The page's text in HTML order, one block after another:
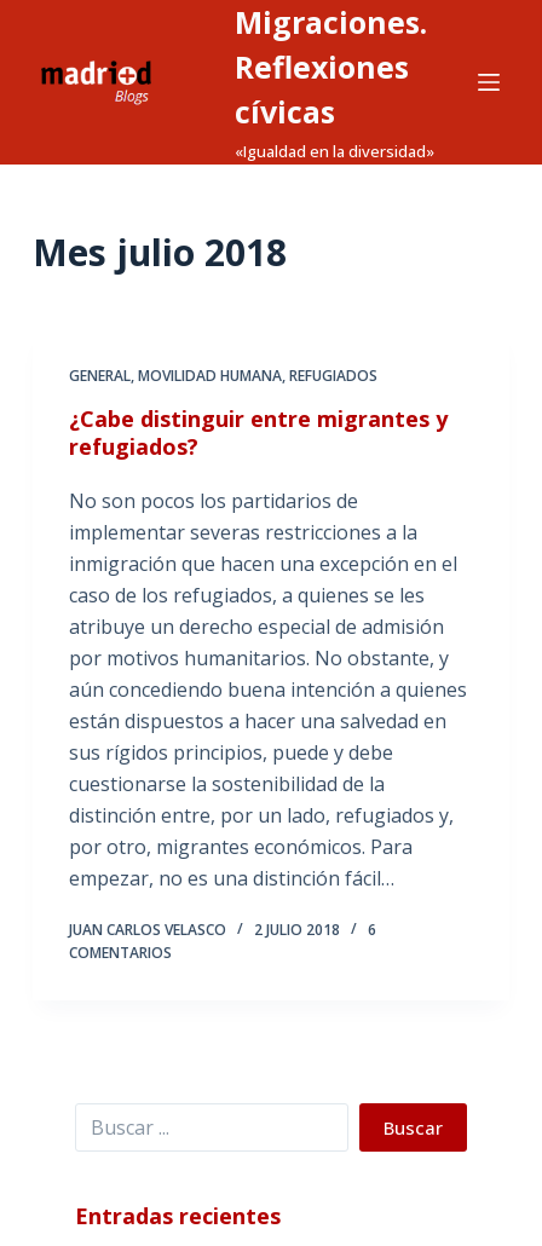
Migraciones.
Reflexiones
cívicas
«Igualdad en la diversidad»
Mes julio 2018
GENERAL,MOVILIDAD HUMANA,REFUGIADOS
¿Cabe distinguir entre migrantes y
refugiados?
No son pocos los partidarios de
implementar severas restricciones a la
inmigración que hacen una excepción en el
caso de los refugiados, a quienes se les
atribuye un derecho especial de admisión
por motivos humanitarios. No obstante, y
aún concediendo buena intención a quienes
están dispuestos a hacer una salvedad en
sus rígidos principios, puede y debe
cuestionarse la sostenibilidad de la
distinción entre, por un lado, refugiados y,
por otro, migrantes económicos. Para
empezar, no es una distinción fácil…
JUAN CARLOS VELASCO 2 JULIO 2018
6
COMENTARIOS
Buscar Buscar
Entradas recientes